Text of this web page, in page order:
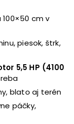
cm v
piesok, štrk,
5,5 HP (4100
blato aj terén
páčky,